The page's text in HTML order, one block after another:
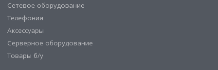
Сетевое оборудование
Телефония
Аксессуары
Серверное оборудование
Товары б/у